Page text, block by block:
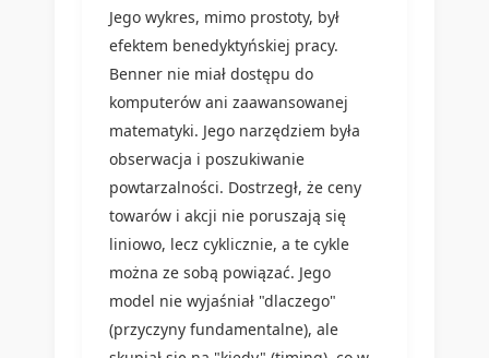
Jego wykres, mimo prostoty, był
efektem benedyktyńskiej pracy.
Benner nie miał dostępu do
komputerów ani zaawansowanej
matematyki. Jego narzędziem była
obserwacja i poszukiwanie
powtarzalności. Dostrzegł, że ceny
towarów i akcji nie poruszają się
liniowo, lecz cyklicznie, a te cykle
można ze sobą powiązać. Jego
model nie wyjaśniał "dlaczego"
(przyczyny fundamentalne), ale